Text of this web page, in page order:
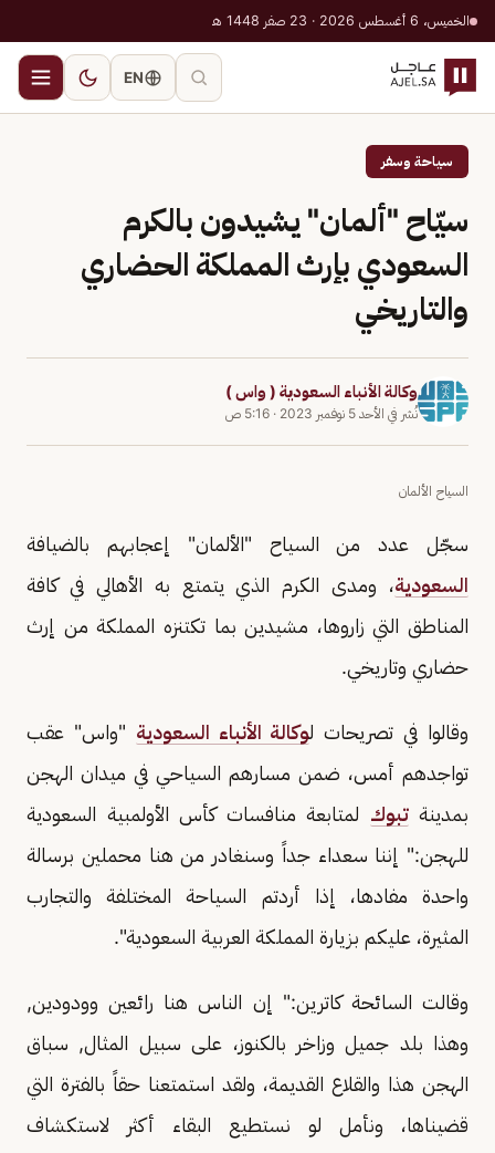
الخميس، 6 أغسطس 2026 · 23 صفر 1448 هـ
EN
سياحة وسفر
سيّاح "ألمان" يشيدون بالكرم
السعودي بإرث المملكة الحضاري
والتاريخي
وكالة الأنباء السعودية ( واس )
نُشر في الأحد 5 نوفمبر 2023 · 5:16 ص
السياح الألمان
سجّل عدد من السياح "الألمان" إعجابهم بالضيافة
السعودية، ومدى الكرم الذي يتمتع به الأهالي في كافة
المناطق التي زاروها، مشيدين بما تكتنزه المملكة من إرث
حضاري وتاريخي.
وقالوا في تصريحات لوكالة الأنباء السعودية "واس" عقب
تواجدهم أمس، ضمن مسارهم السياحي في ميدان الهجن
بمدينةتبوك لمتابعة منافسات كأس الأولمبية السعودية
للهجن:" إننا سعداء جداً وسنغادر من هنا محملين برسالة
واحدة مفادها، إذا أردتم السياحة المختلفة والتجارب
المثيرة، عليكم بزيارة المملكة العربية السعودية".
وقالت السائحة كاترين:" إن الناس هنا رائعين وودودين,
وهذا بلد جميل وزاخر بالكنوز، على سبيل المثال, سباق
الهجن هذا والقلاع القديمة، ولقد استمتعنا حقاً بالفترة التي
قضيناها، ونأمل لو نستطيع البقاء أكثر لاستكشاف